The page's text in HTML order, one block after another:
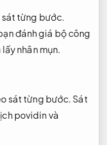
sát từng bước.
đánh giá bộ công
nhân mụn.
sát từng bước. Sát
povidin và